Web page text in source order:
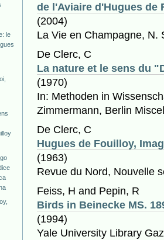
le
de l'Aviaire d'Hugues de
(2004)
La Vie en Champagne, N.
De Clerc, C
La nature et le sens du
(1970)
In: Methoden in
Zimmermann, Berlin
De Clerc, C
Hugues de Fouilloy,
(1963)
Revue du Nord, Nouvelle
Feiss, H and Pepin, R
Birds in Beinecke MS.
(1994)
Yale University Library